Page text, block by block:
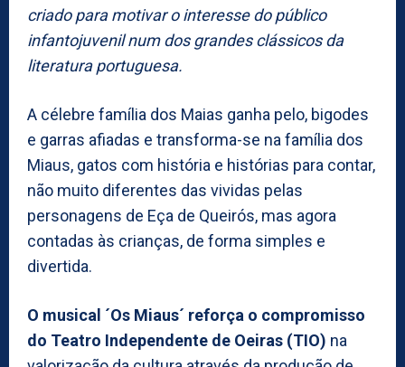
criado para motivar o interesse do público
infantojuvenil num dos grandes clássicos da
literatura portuguesa.
A célebre família dos Maias ganha pelo, bigodes
e garras afiadas e transforma-se na família dos
Miaus, gatos com história e histórias para contar,
não muito diferentes das vividas pelas
personagens de Eça de Queirós, mas agora
contadas às crianças, de forma simples e
divertida.
O musical ´Os Miaus´ reforça o compromisso
do Teatro Independente de Oeiras (TIO) na